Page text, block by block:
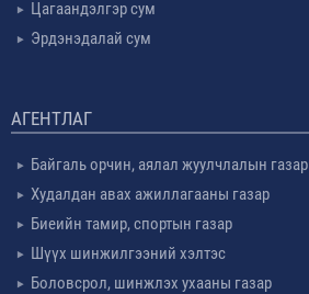
Цагаандэлгэр сум
Эрдэнэдалай сум
АГЕНТЛАГ
Байгаль орчин, аялал жуулчлалын газар
Худалдан авах ажиллагааны газар
Биеийн тамир, спортын газар
Шүүх шинжилгээний хэлтэс
Боловсрол, шинжлэх ухааны газар